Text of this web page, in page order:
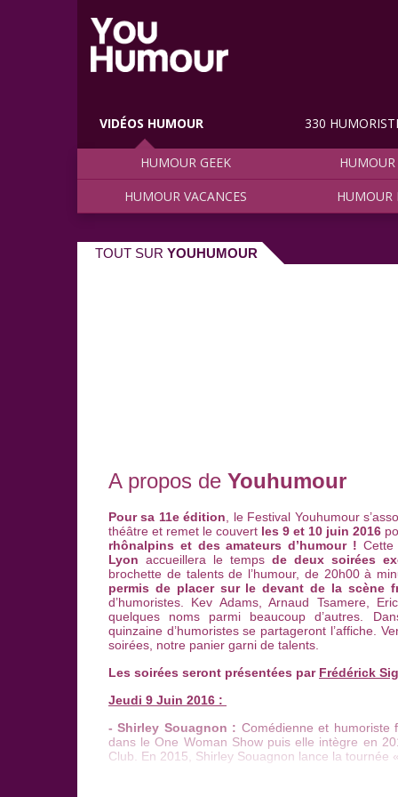
VIDÉOS HUMOUR
HUMOUR GEEK
HUMOUR VACANCES
HUMOUR
330
TOUT SUR YOUHUMOUR
A propos de Youhumour
Pour sa 11e édition, le Festival Youhumour
théâtre et remet le couvert les 9 et 10 juin 2016
rhônalpins et des amateurs d’humour ! Cette
Lyon accueillera le temps de deux soirées
brochette de talents de l’humour, de 20h00 à
permis de placer sur le devant de la scène
d’humoristes. Kev Adams, Arnaud Tsamere,
quelques noms parmi beaucoup d’autres.
quinzaine d’humoristes se partageront l’affiche.
soirées, notre panier garni de talents.
Les soirées seront présentées par Frédérick
Jeudi 9 Juin 2016 :
- Shirley Souagnon : Comédienne et humoriste
dans le One Woman Show puis elle intègre en
Club. En 2015, Shirley Souagnon lance la tournée